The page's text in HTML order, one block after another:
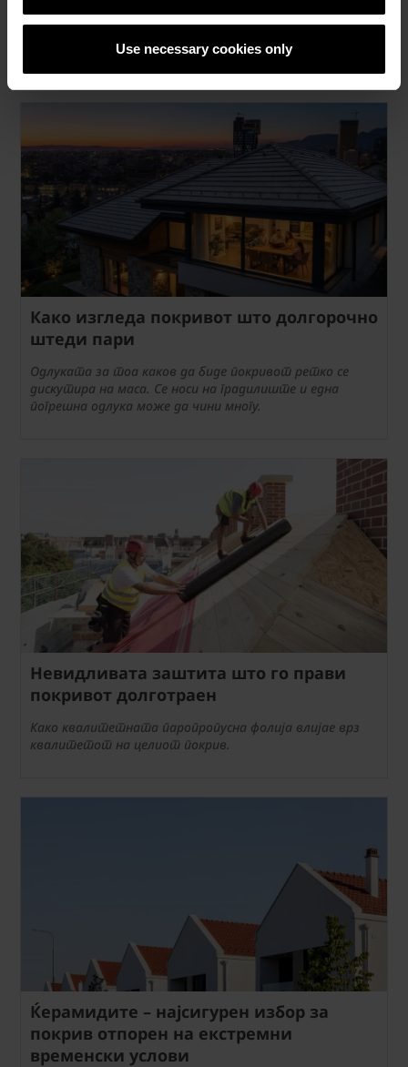
Use necessary cookies only
Слични статии
Како изгледа покривот што долгорочно
штеди пари
Одлуката за тоа каков да биде покривот ретко се
дискутира на маса. Се носи на градилиште и една
погрешна одлука може да чини многу.
Невидливата заштита што го прави
покривот долготраен
Како квалитетната паропропусна фолија влијае врз
квалитетот на целиот покрив.
Ќерамидите – најсигурен избор за
покрив отпорен на екстремни
временски услови